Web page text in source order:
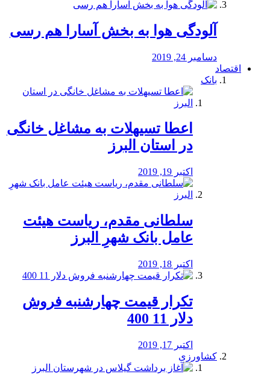
آلودگی هوا به بخش آسارا هم رسی
دسامبر 24, 2019
اقتصاد
بانک
️اعطا تسیهلات به مشاغل خانگی
در استان البرز
اکتبر 19, 2019
سلطانی مقدم، ریاست هیئت
عامل بانک شهرِ البرز
اکتبر 18, 2019
تکرار قیمت چهارشنبه فروش
دلار 11 400
اکتبر 17, 2019
کشاورزی